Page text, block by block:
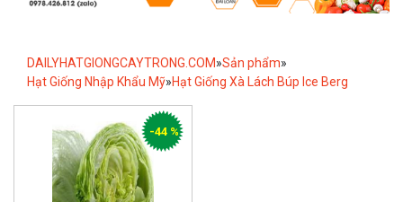
DAILYHATGIONGCAYTRONG.COM»Sản phẩm»
Hạt Giống Nhập Khẩu Mỹ»Hạt Giống Xà Lách Búp Ice Berg
-44 %